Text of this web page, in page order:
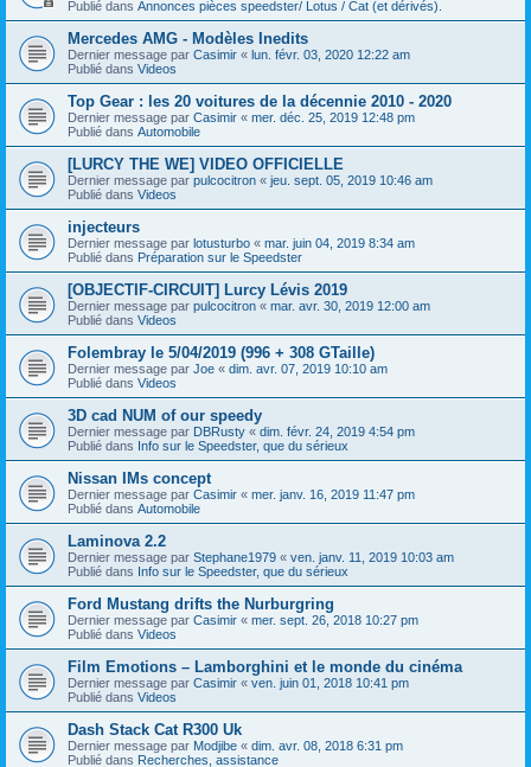
Publié dans Annonces pièces speedster/ Lotus / Cat (et dérivés).
Mercedes AMG - Modèles Inedits
Dernier message par Casimir « lun. févr. 03, 2020 12:22 am
Publié dans Videos
Top Gear : les 20 voitures de la décennie 2010 - 2020
Dernier message par Casimir « mer. déc. 25, 2019 12:48 pm
Publié dans Automobile
[LURCY THE WE] VIDEO OFFICIELLE
Dernier message par pulcocitron « jeu. sept. 05, 2019 10:46 am
Publié dans Videos
injecteurs
Dernier message par lotusturbo « mar. juin 04, 2019 8:34 am
Publié dans Préparation sur le Speedster
[OBJECTIF-CIRCUIT] Lurcy Lévis 2019
Dernier message par pulcocitron « mar. avr. 30, 2019 12:00 am
Publié dans Videos
Folembray le 5/04/2019 (996 + 308 GTaille)
Dernier message par Joe « dim. avr. 07, 2019 10:10 am
Publié dans Videos
3D cad NUM of our speedy
Dernier message par DBRusty « dim. févr. 24, 2019 4:54 pm
Publié dans Info sur le Speedster, que du sérieux
Nissan IMs concept
Dernier message par Casimir « mer. janv. 16, 2019 11:47 pm
Publié dans Automobile
Laminova 2.2
Dernier message par Stephane1979 « ven. janv. 11, 2019 10:03 am
Publié dans Info sur le Speedster, que du sérieux
Ford Mustang drifts the Nurburgring
Dernier message par Casimir « mer. sept. 26, 2018 10:27 pm
Publié dans Videos
Film Emotions – Lamborghini et le monde du cinéma
Dernier message par Casimir « ven. juin 01, 2018 10:41 pm
Publié dans Videos
Dash Stack Cat R300 Uk
Dernier message par Modjibe « dim. avr. 08, 2018 6:31 pm
Publié dans Recherches, assistance